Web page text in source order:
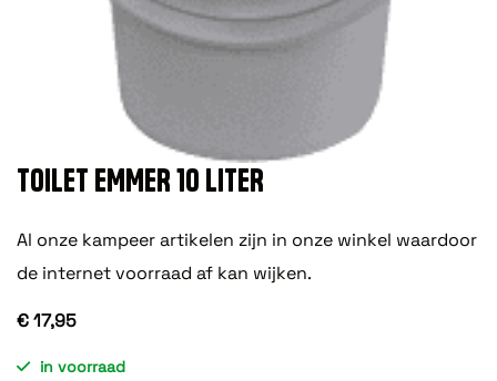
TOILET EMMER 10 LITER
Al onze kampeer artikelen zijn in onze winkel waardoor
de internet voorraad af kan wijken.
€ 17,95
in voorraad